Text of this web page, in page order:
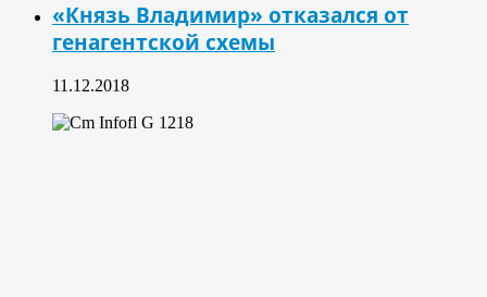
«Князь Владимир» отказался от
генагентской схемы
11.12.2018